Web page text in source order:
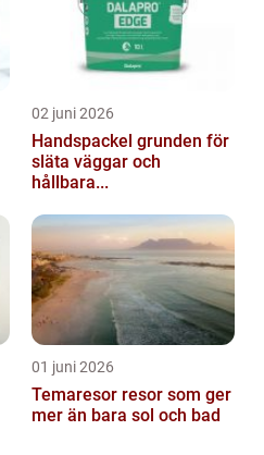
02 juni 2026
Handspackel grunden för
släta väggar och
hållbara...
01 juni 2026
Temaresor resor som ger
mer än bara sol och bad